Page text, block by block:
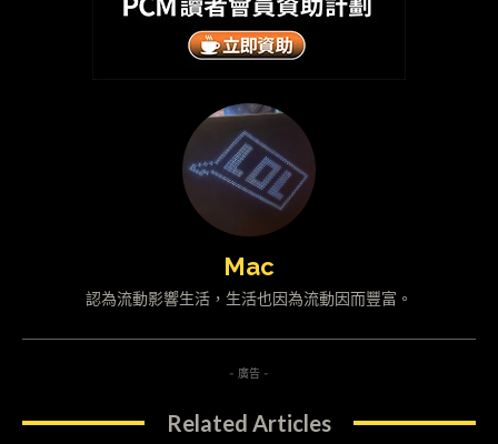
Mac
認為流動影響生活，生活也因為流動因而豐富。
- 廣告 -
Related Articles